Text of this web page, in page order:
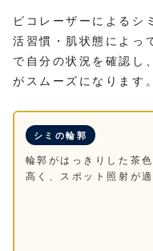
ピコレーザーによるシ
活習慣・肌状態によっ
で自分の状況を確認し
がスムーズになります。
シミの輪郭
輪郭がはっきりした茶
高く、スポット照射が